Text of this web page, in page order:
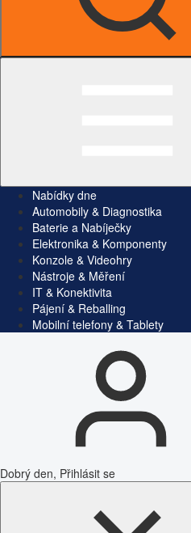
Nabídky dne
Automobily & Diagnostika
Baterie a Nabíječky
Elektronika & Komponenty
Konzole & Videohry
Nástroje & Měření
IT & Konektivita
Pájení & Reballing
Mobilní telefony & Tablety
Dobrý den, Přihlásit se